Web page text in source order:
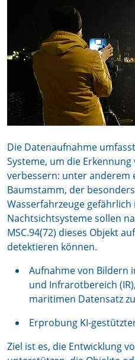
Die Datenaufnahme
Systeme, um die
verbessern: unter anderem
Baumstamm, der
Wasserfahrzeuge
Nachtsichtsysteme sollen
MSC.94(72) dieses Objekt
detektieren können.
Aufnahme von Bildern
und Infrarotbereich
maritimen Datensatz
Erprobung KI-
Ziel ist es, die Entwicklung